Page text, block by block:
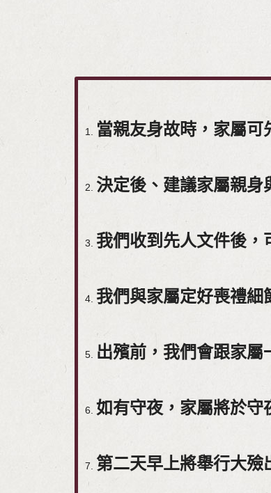
當親友身故時，家屬
決定後、建議家屬親身
我們收到先人文件後，
我們與家屬定好喪禮細
出殯前，我們會跟家屬
如有守夜，家屬將於守
第二天早上將舉行大殮